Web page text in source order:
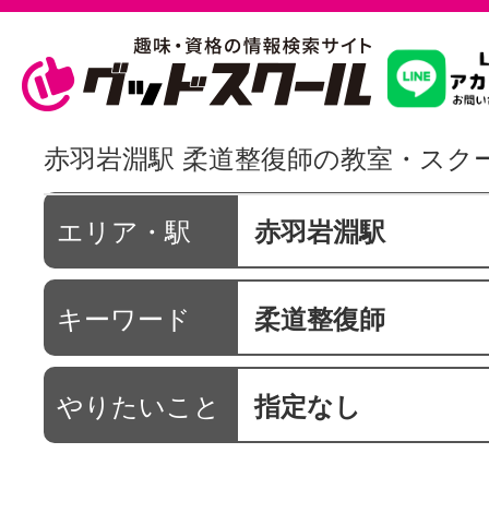
習いたいこ
スクールを
駅・路線か
通信講座を
赤羽岩淵駅 柔道整復師の教室・スク
エリア・駅 赤羽岩淵駅
キーワード 柔道整復師
やりたいこと 指定なし